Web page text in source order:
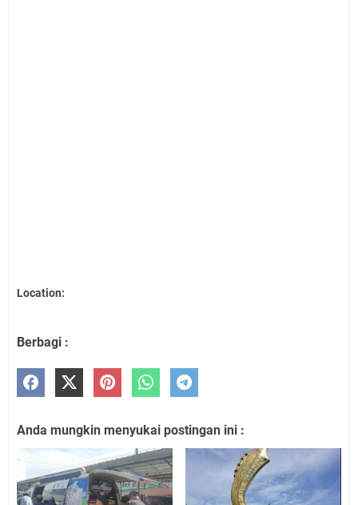
Location:
Berbagi :
Anda mungkin menyukai postingan ini :